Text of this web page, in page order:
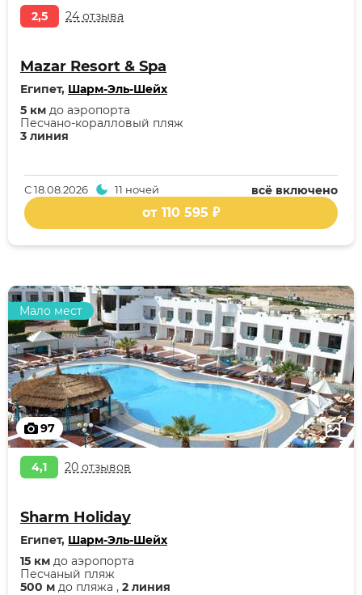
2,5 24 отзыва
Mazar Resort & Spa
Египет, Шарм-Эль-Шейх
3 линия
Песчано-коралловый пляж
5 км до аэропорта
всё включено
С18.08.2026 11 ночей
от 110 595 ₽
97
Мало мест
4,1 20 отзывов
Sharm Holiday
Египет, Шарм-Эль-Шейх
500 м до пляжа , 2 линия
Песчаный пляж
15 км до аэропорта